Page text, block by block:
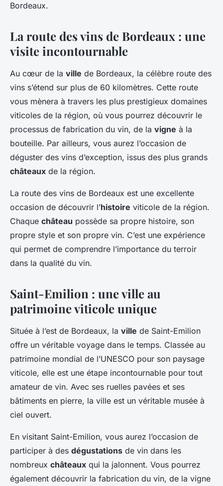
Bordeaux.
La route des vins de Bordeaux : une
visite incontournable
Au cœur de la ville de Bordeaux, la célèbre route des
vins s’étend sur plus de 60 kilomètres. Cette route
vous mènera à travers les plus prestigieux domaines
viticoles de la région, où vous pourrez découvrir le
processus de fabrication du vin, de la vigne à la
bouteille. Par ailleurs, vous aurez l’occasion de
déguster des vins d’exception, issus des plus grands
châteaux de la région.
La route des vins de Bordeaux est une excellente
occasion de découvrir l’histoire viticole de la région.
Chaque château possède sa propre histoire, son
propre style et son propre vin. C’est une expérience
qui permet de comprendre l’importance du terroir
dans la qualité du vin.
Saint-Emilion : une ville au
patrimoine viticole unique
Située à l’est de Bordeaux, la ville de Saint-Emilion
offre un véritable voyage dans le temps. Classée au
patrimoine mondial de l’UNESCO pour son paysage
viticole, elle est une étape incontournable pour tout
amateur de vin. Avec ses ruelles pavées et ses
bâtiments en pierre, la ville est un véritable musée à
ciel ouvert.
En visitant Saint-Emilion, vous aurez l’occasion de
participer à des dégustations de vin dans les
nombreux châteaux qui la jalonnent. Vous pourrez
également découvrir la fabrication du vin, de la vigne